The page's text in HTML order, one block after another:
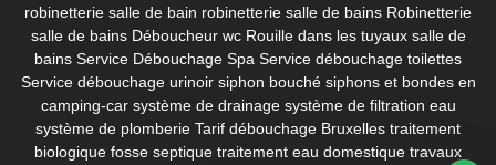
robinetterie salle de bain robinetterie salle de bains Robinetterie
salle de bains Déboucheur wc Rouille dans les tuyaux salle de
bains Service Débouchage Spa Service débouchage toilettes
Service débouchage urinoir siphon bouché siphons et bondes en
camping-car système de drainage système de filtration eau
système de plomberie Tarif débouchage Bruxelles traitement
biologique fosse septique traitement eau domestique travaux